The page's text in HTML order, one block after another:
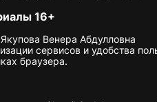
16+
Венера Абдулловна
сервисов и удобства
браузера.